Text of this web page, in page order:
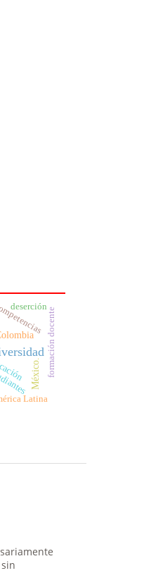
México. formación docente
Latina
deserción